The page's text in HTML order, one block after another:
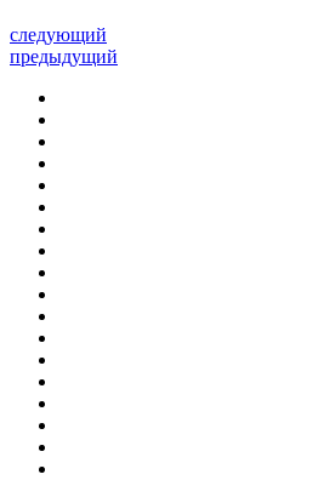
следующий
предыдущий